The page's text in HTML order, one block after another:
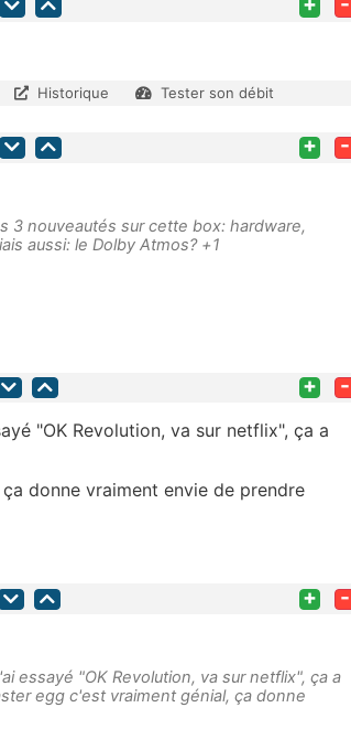
Historique Tester son débit
+ -
3 nouveautés sur cette box: hardware,
aussi: le Dolby Atmos? +1
+ -
"OK Revolution, va sur netflix", ça a
donne vraiment envie de prendre
+ -
essayé "OK Revolution, va sur netflix", ça a
egg c'est vraiment génial, ça donne